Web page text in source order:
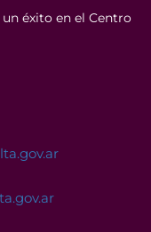
un éxito en el Centro